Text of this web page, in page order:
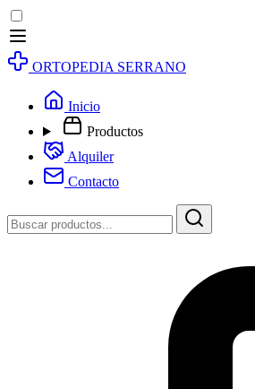
ORTOPEDIA SERRANO
Inicio
Productos
Alquiler
Contacto